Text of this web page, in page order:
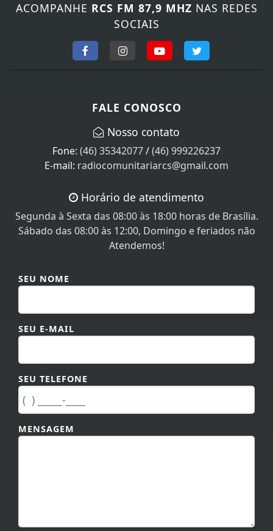
ACOMPANHE RCS FM 87,9 MHZ NAS REDES
SOCIAIS
FALE CONOSCO
Nosso contato
Fone: (46) 35342077/(46) 999226237
E-mail: radiocomunitariarcs@gmail.com
Horário de atendimento
Segunda à Sexta das 08:00 às 18:00 horas de Brasília.
Sábado das 08:00 às 12:00, Domingo e feriados não
Atendemos!
SEU NOME
SEU E-MAIL
SEU TELEFONE
MENSAGEM